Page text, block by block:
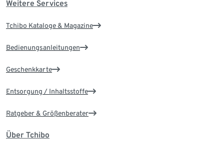
Weitere Services
Tchibo Kataloge & Magazine
Bedienungsanleitungen
Geschenkkarte
Entsorgung / Inhaltsstoffe
Ratgeber & Größenberater
Über Tchibo